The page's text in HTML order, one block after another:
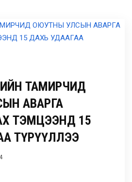
ТАМИРЧИД
АВАРГА
ТЭМЦЭЭНД 15
ТҮРҮҮЛЛЭЭ